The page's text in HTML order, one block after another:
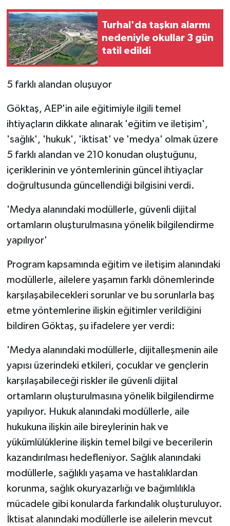
Turhal'da taşkın alarmı
nedeniyle okullar 3 gün
tatil edildi
5 farklı alandan oluşuyor
Göktaş, AEP'in aile eğitimiyle ilgili temel
ihtiyaçların dikkate alınarak 'eğitim ve iletişim',
'sağlık', 'hukuk', 'iktisat' ve 'medya' olmak üzere
5 farklı alandan ve 210 konudan oluştuğunu,
içeriklerinin ve yöntemlerinin güncel ihtiyaçlar
doğrultusunda güncellendiği bilgisini verdi.
'Medya alanındaki modüllerle, güvenli dijital
ortamların oluşturulmasına yönelik bilgilendirme
yapılıyor'
Program kapsamında eğitim ve iletişim alanındaki
modüllerle, ailelere yaşamın farklı dönemlerinde
karşılaşabilecekleri sorunlar ve bu sorunlarla baş
etme yöntemlerine ilişkin eğitimler verildiğini
bildiren Göktaş, şu ifadelere yer verdi:
'Medya alanındaki modüllerle, dijitalleşmenin aile
yapısı üzerindeki etkileri, çocuklar ve gençlerin
karşılaşabileceği riskler ile güvenli dijital
ortamların oluşturulmasına yönelik bilgilendirme
yapılıyor. Hukuk alanındaki modüllerle, aile
hukukuna ilişkin aile bireylerinin hak ve
yükümlülüklerine ilişkin temel bilgi ve becerilerin
kazandırılması hedefleniyor. Sağlık alanındaki
modüllerle, sağlıklı yaşama ve hastalıklardan
korunma, sağlık okuryazarlığı ve bağımlılıkla
mücadele gibi konularda farkındalık oluşturuluyor.
İktisat alanındaki modüllerle ise ailelerin mevcut